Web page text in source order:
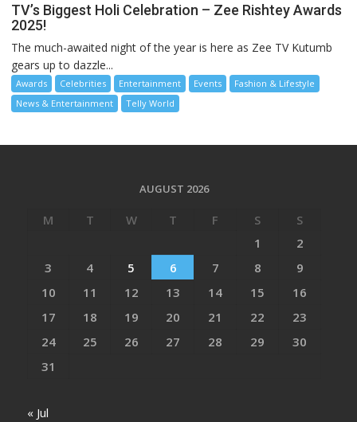
TV’s Biggest Holi Celebration – Zee Rishtey Awards
2025!
The much-awaited night of the year is here as Zee TV Kutumb
gears up to dazzle...
Awards Celebrities Entertainment Events
Fashion & Lifestyle
News & Entertainment
Telly World
AUGUST 2026
M T W T F S
S
1
2
3
4 5 6 7 8
9
10
11 12 13 14 15
16
17
18 19 20 21 22
23
24
25 26 27 28 29
30
31
« Jul